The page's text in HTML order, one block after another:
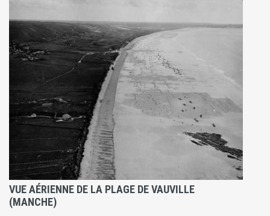
VUE AÉRIENNE DE LA PLAGE DE VAUVILLE
(MANCHE)